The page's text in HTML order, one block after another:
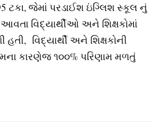
ટકા, જેમાં પરડાઈશ ઇંગ્લિશ સ્કૂલ નું
વિદ્યાર્થીઓ અને શિક્ષકોમાં
વિદ્યાર્થી અને શિક્ષકોની
કારણેજ ૧૦૦% પરિણામ મળતું